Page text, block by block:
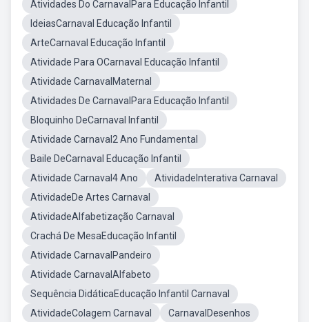
Atividades Do CarnavalPara Educação Infantil
IdeiasCarnaval Educação Infantil
ArteCarnaval Educação Infantil
Atividade Para OCarnaval Educação Infantil
Atividade CarnavalMaternal
Atividades De CarnavalPara Educação Infantil
Bloquinho DeCarnaval Infantil
Atividade Carnaval2 Ano Fundamental
Baile DeCarnaval Educação Infantil
Atividade Carnaval4 Ano
AtividadeInterativa Carnaval
AtividadeDe Artes Carnaval
AtividadeAlfabetização Carnaval
Crachá De MesaEducação Infantil
Atividade CarnavalPandeiro
Atividade CarnavalAlfabeto
Sequência DidáticaEducação Infantil Carnaval
AtividadeColagem Carnaval
CarnavalDesenhos